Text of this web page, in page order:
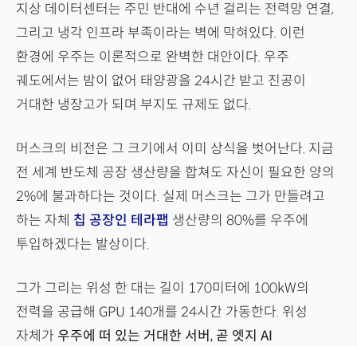
지상 데이터센터는 주민 반대에 수년 걸리는 전력망 연결,
그리고 냉각 인프라 부족이라는 벽에 막혀있다. 이런
환경에 우주는 이론적으로 완벽한 대안이다. 우주
궤도에서는 밤이 없어 태양광을 24시간 받고 진공이
거대한 냉장고가 되며 부지도 규제도 없다.
머스크의 비전은 그 크기에서 이미 상식을 벗어난다. 지금
전 세계 반도체 공장 생산량을 합쳐도 자신이 필요한 양의
2%에 불과하다는 것이다. 실제 머스크는 그가 만들려고
하는 자체 칩 공장인 테라팹 생산량의 80%를 우주에
투입하겠다는 발상이다.
그가 그리는 위성 한 대는 길이 170미터에 100kW의
전력을 공급해 GPU 140개를 24시간 가동한다. 위성
자체가 우주에 떠 있는 거대한 서버, 곧 엣지 AI